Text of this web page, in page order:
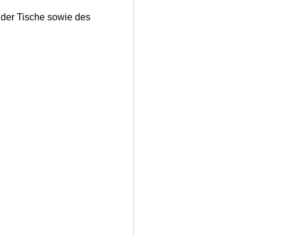
Tische sowie des